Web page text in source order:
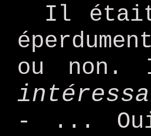
Il était
ou non.
- ...